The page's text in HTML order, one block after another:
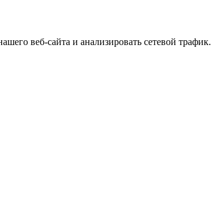
веб-сайта и анализировать сетевой трафик.